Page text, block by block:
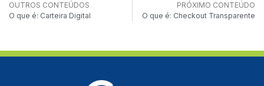
OUTROS CONTEÚDOS
O que é: Carteira Digital
PRÓXIMO CONTEÚDO
O que é: Checkout Transparente